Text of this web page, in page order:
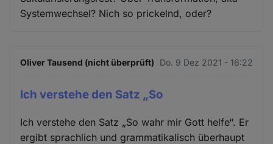
Systemwechsel? Nich so prickelnd, oder?
Oliver Tausend (nicht überprüft) Do. 9 Dez 2021 - 16:22
Ich verstehe den Satz „So
Ich verstehe den Satz „So wahr mir Gott helfe“. Er
ergibt sprachlich und grammatikalisch überhaupt